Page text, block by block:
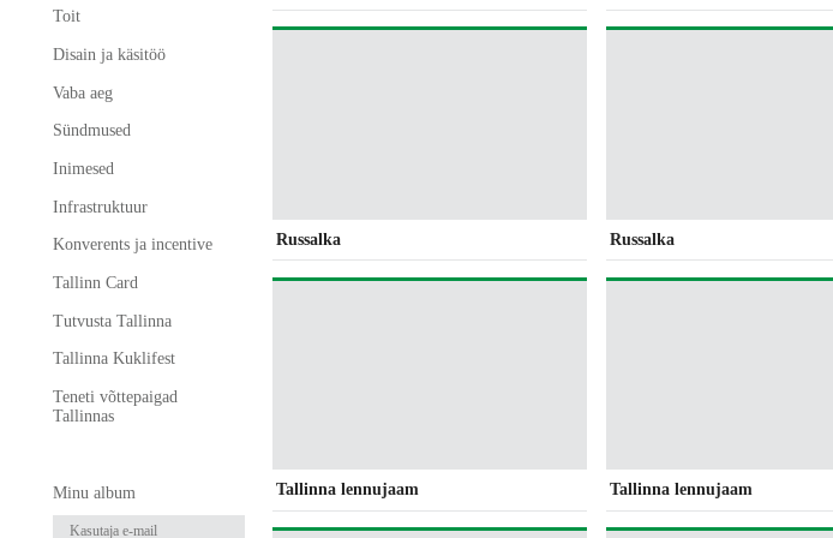
Toit
Disain ja käsitöö
Vaba aeg
Sündmused
Inimesed
Infrastruktuur
Konverents ja incentive
Tallinn Card
Tutvusta Tallinna
Tallinna Kuklifest
Teneti võttepaigad
Tallinnas
Minu album
Russalka Russalka
Tallinna lennujaam Tallinna lennujaam